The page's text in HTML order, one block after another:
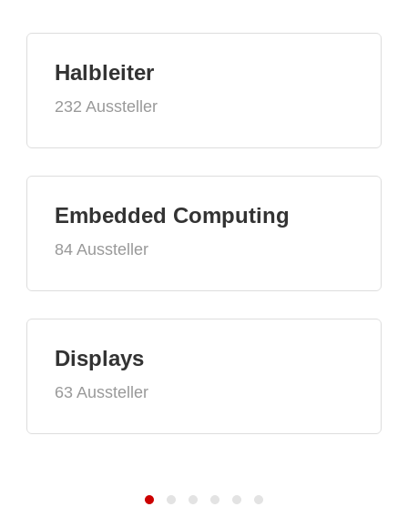
Halbleiter
232 Aussteller
Embedded Computing
84 Aussteller
Displays
63 Aussteller